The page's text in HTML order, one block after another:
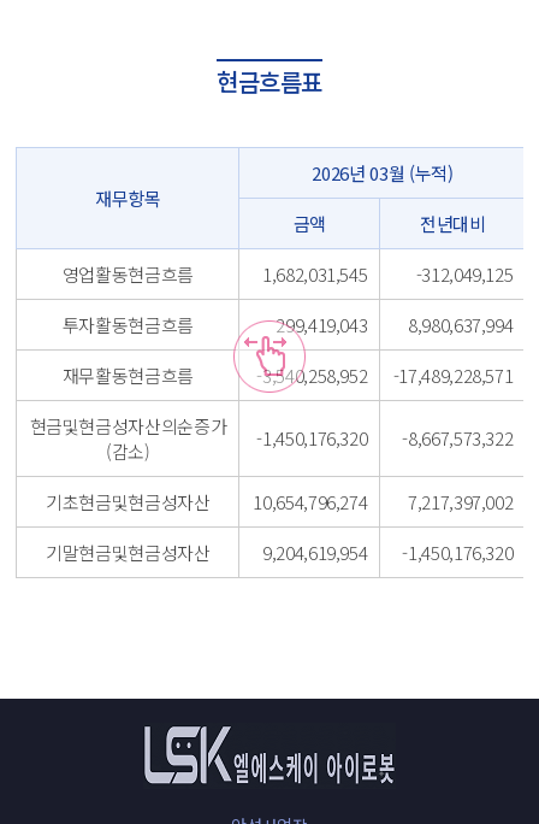
현금흐름표
재무항목
2026년 03월 (누적)
금액
전년대비
영업활동현금흐름
1,682,031,545
-312,049,125
투자활동현금흐름
299,419,043
8,980,637,994
재무활동현금흐름
-3,540,258,952
-17,489,228,571
현금및현금성자산의순증가
(감소)
-1,450,176,320 -8,667,573,322
기초현금및현금성자산 10,654,796,274
7,217,397,002
기말현금및현금성자산
9,204,619,954 -1,450,176,320